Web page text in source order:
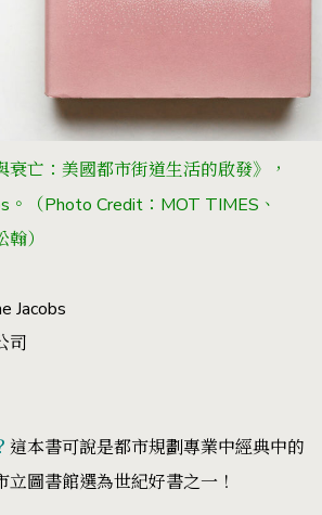
衰亡：美國都市街道生活的啟發》，
。（Photo Credit：MOT TIMES、
）
Jacobs
司
這本書可說是都市規劃專業中經典中的
圖書館選為世紀好書之一！